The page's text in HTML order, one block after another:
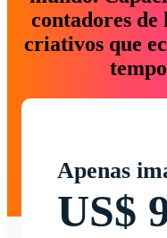
contadores de
criativos que
Apenas
US$